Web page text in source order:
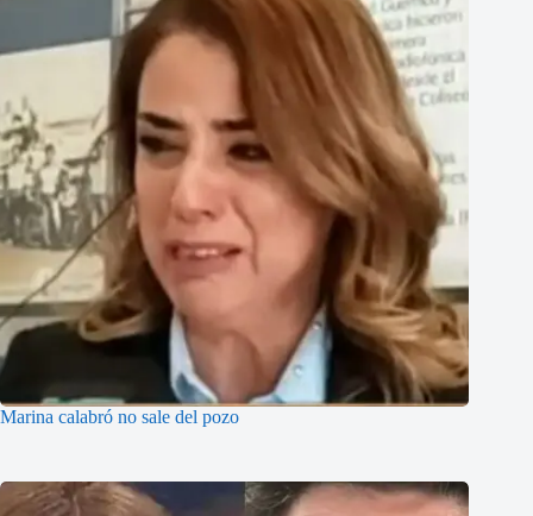
Marina calabró no sale del pozo